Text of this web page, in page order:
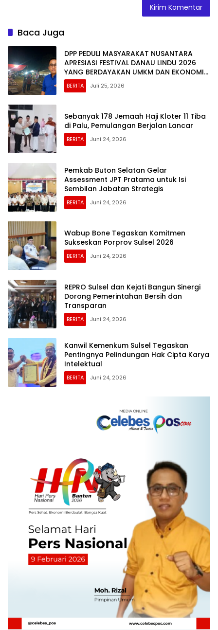
Baca Juga
DPP PEDULI MASYARAKAT NUSANTARA
APRESIASI FESTIVAL DANAU LINDU 2026
YANG BERDAYAKAN UMKM DAN EKONOMI
KERAKYATAN
BERITA Juli 25, 2026
Sebanyak 178 Jemaah Haji Kloter 11 Tiba
di Palu, Pemulangan Berjalan Lancar
BERITA Juni 24, 2026
Pemkab Buton Selatan Gelar
Assessment JPT Pratama untuk Isi
Sembilan Jabatan Strategis
BERITA Juni 24, 2026
Wabup Bone Tegaskan Komitmen
Sukseskan Porprov Sulsel 2026
BERITA Juni 24, 2026
REPRO Sulsel dan Kejati Bangun Sinergi
Dorong Pemerintahan Bersih dan
Transparan
BERITA Juni 24, 2026
Kanwil Kemenkum Sulsel Tegaskan
Pentingnya Pelindungan Hak Cipta Karya
Intelektual
BERITA Juni 24, 2026